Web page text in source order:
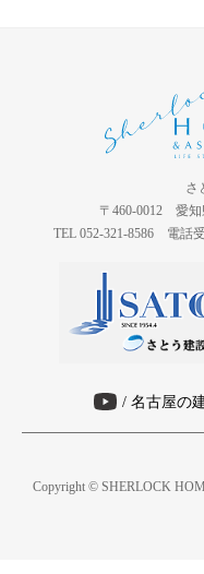
さ
〒460-0012 愛知
TEL 052-321-8586 電話
/ 名古屋の
Copyright © SHERLOCK